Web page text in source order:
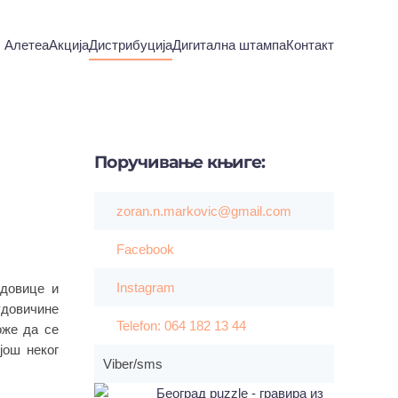
АлетеаАкцијаДистрибуцијаДигитална штампаКонтакт
и
да се
неког
Поручивањекњиге:
zoran.n.markovic@gmail.com
Facebook
Instagram
Telefon: 064 182 13 44
Viber/sms
Београд рuzzle - гравира из